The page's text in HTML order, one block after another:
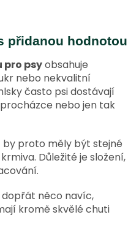
přidanou hodnotou
pro psyobsahuje
nebo nekvalitní
často psi dostávají
nebo jen tak
by proto měly být stejné
Důležité je složení,
něco navíc,
kromě skvělé chuti